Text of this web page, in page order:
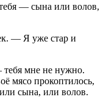
— сына или волов,
— Я уже стар и
мне не нужно.
мясо прокоптилось,
сына, или волов.